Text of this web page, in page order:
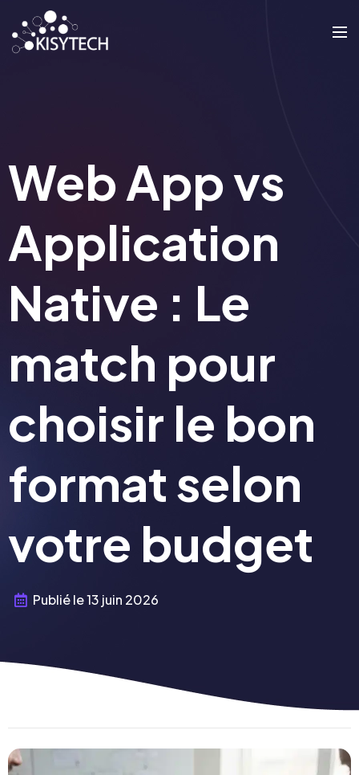
Web App vs
Application
Native : Le
match pour
choisir le bon
format selon
votre budget
Publié le13 juin 2026